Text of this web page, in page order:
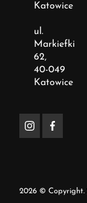
Katowice
ul.
Markiefki
62,
40-049
Katowice
2026 © Copyright.